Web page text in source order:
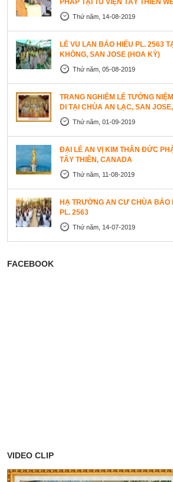
Thứ năm, 14-08-2019
LỄ VU LAN BÁO HIẾU PL. 2563
KHÔNG, SAN JOSE (HOA KỲ)
Thứ năm, 05-08-2019
TRANG NGHIÊM LỄ TƯỞNG
DI TẠI CHÙA AN LẠC, SAN
Thứ năm, 01-09-2019
ĐẠI LỄ AN VỊ KIM THÂN ĐỨC
TÂY THIÊN, CANADA
Thứ năm, 11-08-2019
HẠ TRƯỜNG AN CƯ CHÙA BẢO
PL. 2563
Thứ năm, 14-07-2019
FACEBOOK
VIDEO CLIP